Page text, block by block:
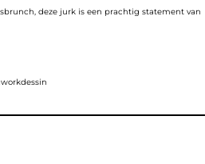
deze jurk is een prachtig statement van